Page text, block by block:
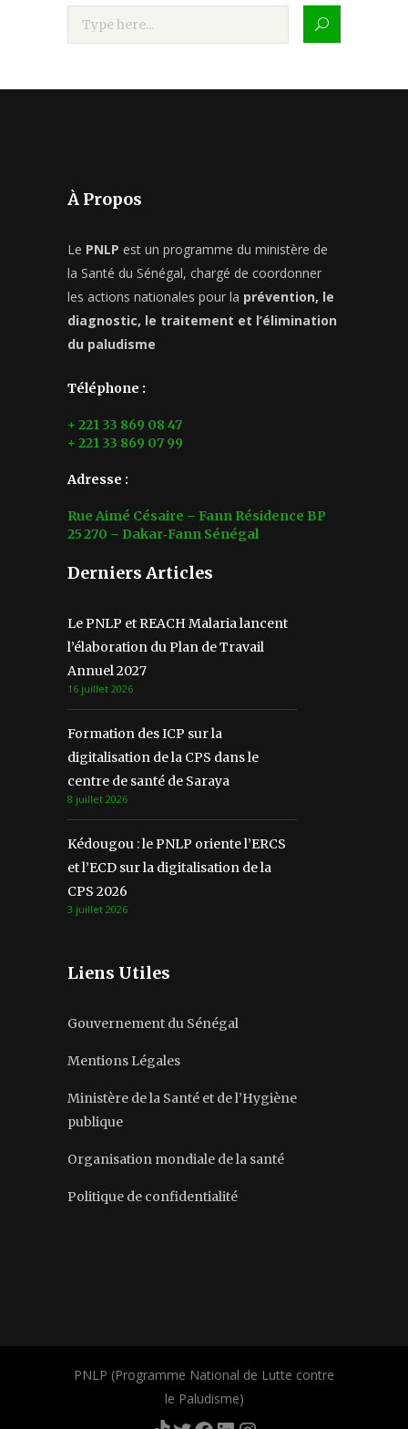
À Propos
Le PNLP est un programme du ministère de
la Santé du Sénégal, chargé de coordonner
les actions nationales pour la prévention, le
diagnostic, le traitement et l’élimination
du paludisme
Téléphone :
+ 221 33 869 08 47
+ 221 33 869 07 99
Adresse :
Rue Aimé Césaire – Fann Résidence BP
25 270 – Dakar‑Fann Sénégal
Derniers Articles
Le PNLP et REACH Malaria lancent
l’élaboration du Plan de Travail
Annuel 2027
16 juillet 2026
Formation des ICP sur la
digitalisation de la CPS dans le
centre de santé de Saraya
8 juillet 2026
Kédougou : le PNLP oriente l’ERCS
et l’ECD sur la digitalisation de la
CPS 2026
3 juillet 2026
Liens Utiles
Gouvernement du Sénégal
Mentions Légales
Ministère de la Santé et de l’Hygiène
publique
Organisation mondiale de la santé
Politique de confidentialité
PNLP (Programme National de Lutte contre
le Paludisme)